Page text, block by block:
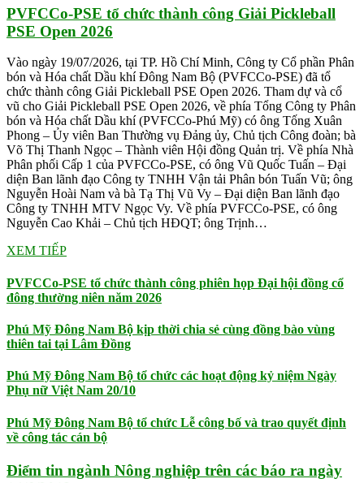
PVFCCo-PSE tổ chức thành công Giải Pickleball
PSE Open 2026
Vào ngày 19/07/2026, tại TP. Hồ Chí Minh, Công ty Cổ phần Phân
bón và Hóa chất Dầu khí Đông Nam Bộ (PVFCCo-PSE) đã tổ
chức thành công Giải Pickleball PSE Open 2026. Tham dự và cổ
vũ cho Giải Pickleball PSE Open 2026, về phía Tổng Công ty Phân
bón và Hóa chất Dầu khí (PVFCCo-Phú Mỹ) có ông Tống Xuân
Phong – Ủy viên Ban Thường vụ Đảng ủy, Chủ tịch Công đoàn; bà
Võ Thị Thanh Ngọc – Thành viên Hội đồng Quản trị. Về phía Nhà
Phân phối Cấp 1 của PVFCCo-PSE, có ông Vũ Quốc Tuấn – Đại
diện Ban lãnh đạo Công ty TNHH Vận tải Phân bón Tuấn Vũ; ông
Nguyễn Hoài Nam và bà Tạ Thị Vũ Vy – Đại diện Ban lãnh đạo
Công ty TNHH MTV Ngọc Vy. Về phía PVFCCo-PSE, có ông
Nguyễn Cao Khải – Chủ tịch HĐQT; ông Trịnh…
XEM TIẾP
PVFCCo-PSE tổ chức thành công phiên họp Đại hội đồng cổ
đông thường niên năm 2026
Phú Mỹ Đông Nam Bộ kịp thời chia sẻ cùng đồng bào vùng
thiên tai tại Lâm Đồng
Phú Mỹ Đông Nam Bộ tổ chức các hoạt động kỷ niệm Ngày
Phụ nữ Việt Nam 20/10
Phú Mỹ Đông Nam Bộ tổ chức Lễ công bố và trao quyết định
về công tác cán bộ
Điểm tin ngành Nông nghiệp trên các báo ra ngày